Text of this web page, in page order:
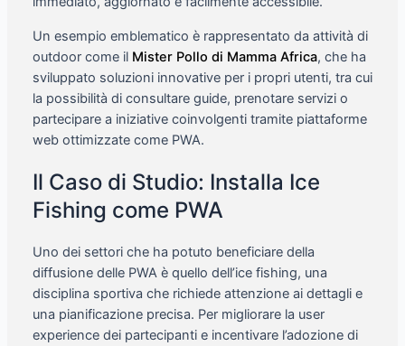
Un esempio emblematico è rappresentato da attività di
outdoor come il Mister Pollo di Mamma Africa, che ha
sviluppato soluzioni innovative per i propri utenti, tra cui
la possibilità di consultare guide, prenotare servizi o
partecipare a iniziative coinvolgenti tramite piattaforme
web ottimizzate come PWA.
Il Caso di Studio: Installa Ice
Fishing come PWA
Uno dei settori che ha potuto beneficiare della
diffusione delle PWA è quello dell’ice fishing, una
disciplina sportiva che richiede attenzione ai dettagli e
una pianificazione precisa. Per migliorare la user
experience dei partecipanti e incentivare l’adozione di